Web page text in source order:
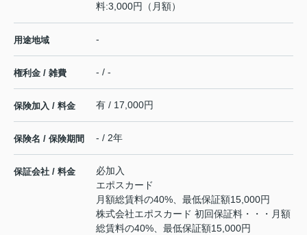
料:3,000円（月額）
用途地域 -
権利金 / 雑費 - / -
保険加入 / 料金 有 / 17,000円
保険名 / 保険期間 - / 2年
保証会社 / 料金
必加入
エポスカード
月額総賃料の40%、最低保証額15,000円
株式会社エポスカード 初回保証料・・・月額
総賃料の40%、最低保証額15,000円